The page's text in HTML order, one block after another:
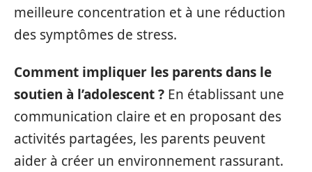
meilleure concentration et à une réduction
des symptômes de stress.
Comment impliquer les parents dans le
soutien à l’adolescent ? En établissant une
communication claire et en proposant des
activités partagées, les parents peuvent
aider à créer un environnement rassurant.